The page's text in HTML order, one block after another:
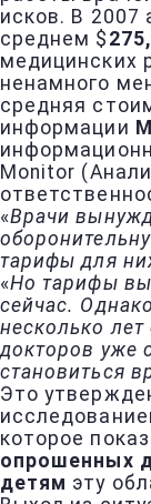
исков. В 2007
среднем $
медицинских
ненамного
средняя
информации
Monitor
«Врачи
тарифы для
«Но тарифы
сейчас.
несколько
докторов уже
становиться
Это
которое
опрошенных
детям эту